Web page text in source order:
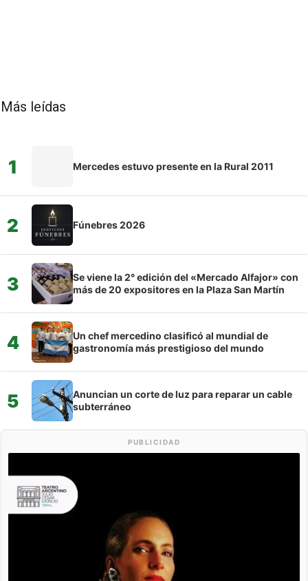
Más leídas
1 Mercedes estuvo presente en la Rural 2011
2 Fúnebres 2026
3
Se viene la 2° edición del «Mercado Alfajor» con
más de 20 expositores en la Plaza San Martín
4
Un chef mercedino clasificó al mundial de
gastronomía más prestigioso del mundo
5
Anuncian un corte de luz para reparar un cable
subterráneo
PUBLICIDAD